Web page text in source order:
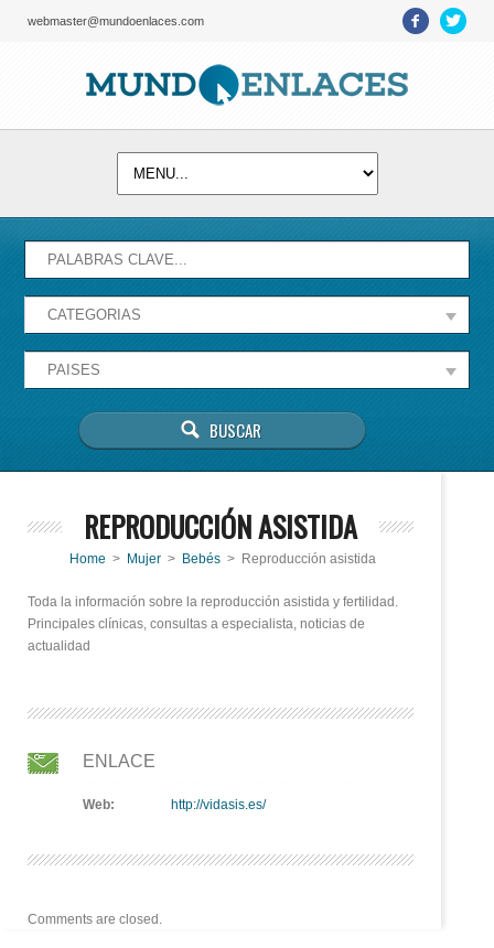
webmaster@mundoenlaces.com
REPRODUCCIÓN ASISTIDA
Home > Mujer> Bebés > Reproducción asistida
Toda la información sobre la reproducción asistida y fertilidad.
Principales clínicas, consultas a especialista, noticias de
actualidad
ENLACE
Web: http://vidasis.es/
Comments are closed.